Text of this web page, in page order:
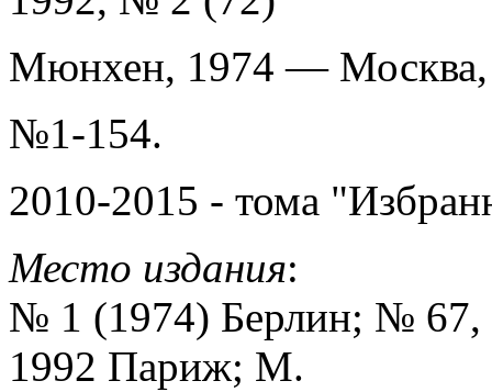
Мюнхен, 1974 — Москва,
№1-154.
2010-2015 - тома
Место издания:
№ 1 (1974) Берлин; №
1992 Париж; М.